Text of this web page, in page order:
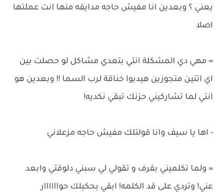
يعني ؟ وبعدين انا مفيش حاجه مدايقه منها انت عملتها
اصلا
= مهي دي المشكلة انتي بتعدي مشاكل لو حصلت بين
اي اتنين متجوزين هيدبوا خناقة لرب السما !! وبعدين هو
انتي لما تشاركيني حزنك تبقي نكديه!
- اها يا سيف وانا قولتلك مفيش حاجه مزعلاني
= ولما تكلميني بقرف و تقولي لي سبني دلوقتي وابعد
عني! وتردي على قد الكلمه! ابقي بحكيلك حواااااار